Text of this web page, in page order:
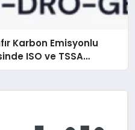
Karbon Emisyonlu
ISO ve TSSA